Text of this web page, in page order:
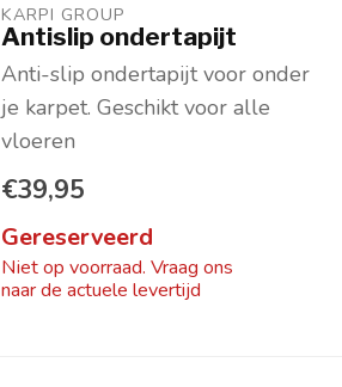
KARPI GROUP
Antislip ondertapijt
Anti-slip ondertapijt voor onder
je karpet. Geschikt voor alle
vloeren
€39,95
Gereserveerd
Niet op voorraad. Vraag ons
naar de actuele levertijd